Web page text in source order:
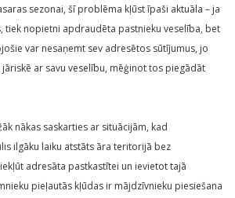
sezonai, šī problēma kļūst īpaši aktuāla – ja
tiek nopietni apdraudēta pastnieku veselība, bet
var nesaņemt sev adresētos sūtījumus, jo
ar savu veselību, mēģinot tos piegādāt
nākas saskarties ar situācijām, kad
ilgāku laiku atstāts āra teritorijā bez
adresāta pastkastītei un ievietot tajā
pieļautās kļūdas ir mājdzīvnieku piesiešana